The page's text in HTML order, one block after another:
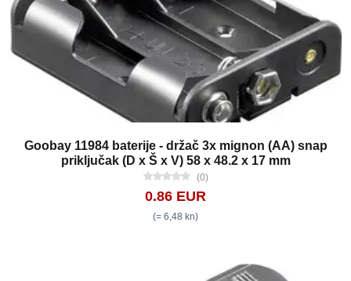
Goobay 11984 baterije - držač 3x mignon (AA) snap
priključak (D x Š x V) 58 x 48.2 x 17 mm
(0)
0.86 EUR
(= 6,48 kn)